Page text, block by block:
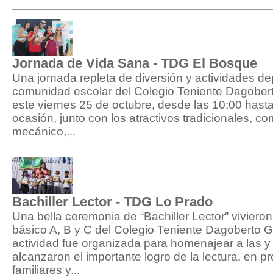
Jornada de Vida Sana - TDG El Bosque
Una jornada repleta de diversión y actividades
comunidad escolar del Colegio Teniente
este viernes 25 de octubre, desde las 10:00
ocasión, junto con los atractivos tradicionales,
mecánico,...
Bachiller Lector - TDG Lo Prado
Una bella ceremonia de “Bachiller Lector”
básico A, B y C del Colegio Teniente Dagoberto
actividad fue organizada para homenajear a las
alcanzaron el importante logro de la lectura, en
familiares y...